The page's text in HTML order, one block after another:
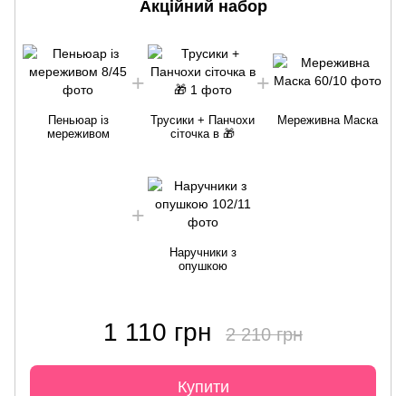
Акційний набор
Пеньюар із
мереживом
Трусики + Панчохи
сіточка в 🎁
Мереживна Маска
Наручники з
опушкою
1 110 грн 2 210 грн
Купити